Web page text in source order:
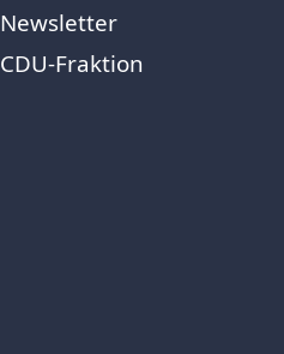
Newsletter
CDU-Fraktion